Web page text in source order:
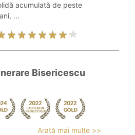
acumulată de peste
...
Bisericescu
Arată mai multe >>